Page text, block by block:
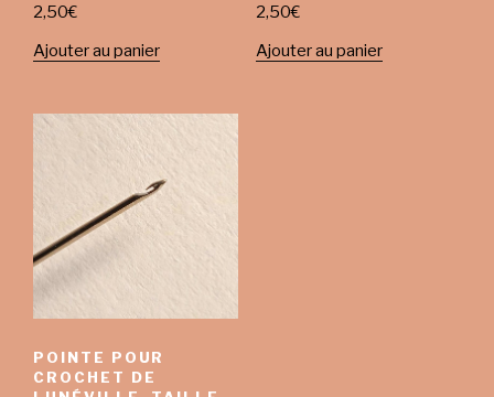
2,50€
Ajouter au panier
2,50€
Ajouter au panier
POINTE POUR
CROCHET DE